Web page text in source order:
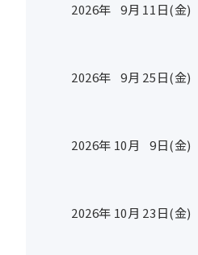
2026年 9月 11日(金)
2026年 9月 25日(金)
2026年 10月 9日(金)
2026年 10月 23日(金)